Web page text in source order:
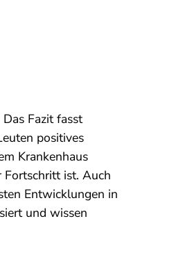
Fazit fasst
positives
Krankenhaus
ist. Auch
Entwicklungen in
und wissen